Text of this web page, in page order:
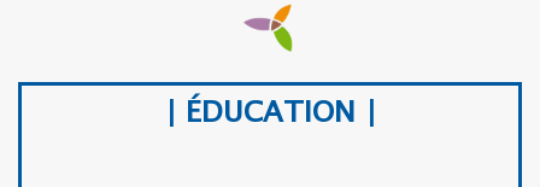
| ÉDUCATION |